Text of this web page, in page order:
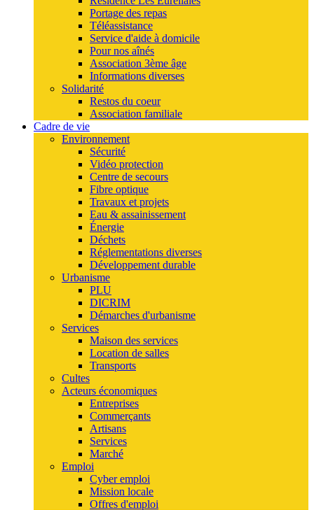
Portage des repas
Téléassistance
Service d'aide à domicile
Pour nos aînés
Association 3ème âge
Informations diverses
Solidarité
Restos du coeur
Association familiale
Cadre de vie
Environnement
Sécurité
Vidéo protection
Centre de secours
Fibre optique
Travaux et projets
Eau & assainissement
Énergie
Déchets
Réglementations diverses
Développement durable
Urbanisme
PLU
DICRIM
Démarches d'urbanisme
Services
Maison des services
Location de salles
Transports
Cultes
Acteurs économiques
Entreprises
Commerçants
Artisans
Services
Marché
Emploi
Cyber emploi
Mission locale
Offres d'emploi